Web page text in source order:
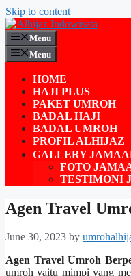
Skip to content
Menu
Menu
HOME
HAJI PLUS
PAKET UMROH
BADAL HAJI
BADAL UMROH
PROFIL ALHIJAZ
GALLERY
FOTO
TESTIMONI
Agen Travel
June 30, 2023 by
Agen Travel Umroh
umroh yaitu mimpi yang